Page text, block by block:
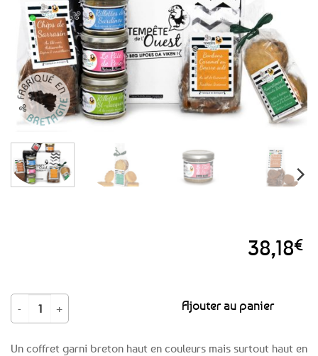
Un coffret garni breton haut en couleurs mais surtout haut en
38,18€
quantité de Coffret gourmand Breton – Trésors de Bretagne
Ajouter au panier